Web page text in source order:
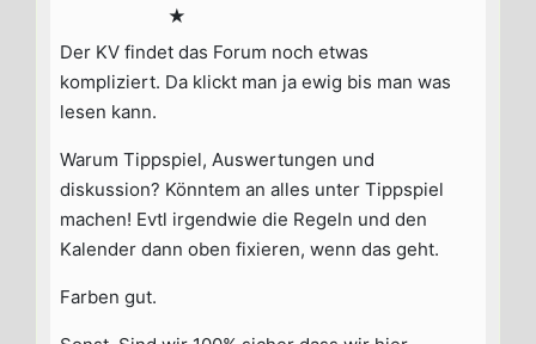
★
Der KV findet das Forum noch etwas
kompliziert. Da klickt man ja ewig bis man was
lesen kann.
Warum Tippspiel, Auswertungen und
diskussion? Könntem an alles unter Tippspiel
machen! Evtl irgendwie die Regeln und den
Kalender dann oben fixieren, wenn das geht.
Farben gut.